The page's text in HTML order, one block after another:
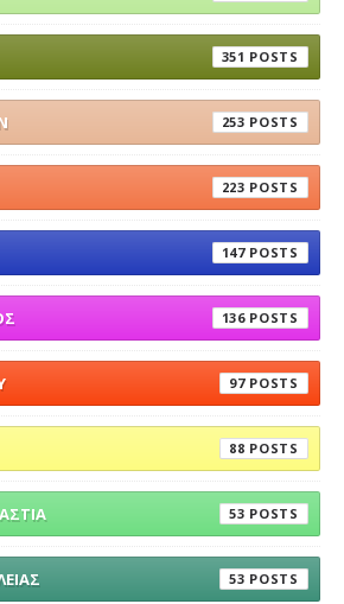
351
253
223
147
136
97
88
53
53